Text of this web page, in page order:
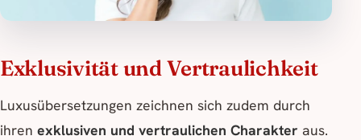
Exklusivität und Vertraulichkeit
Luxusübersetzungen zeichnen sich zudem durch
ihren exklusiven und vertraulichen Charakter aus.